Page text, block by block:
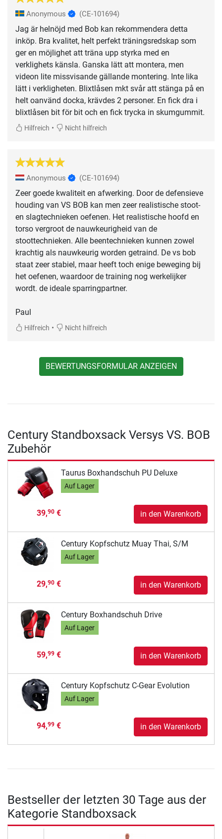
Anonymous (CE-101694)
Jag är helnöjd med Bob kan rekommendera detta
inköp. Bra kvalitet, helt perfekt träningsredskap som
ger en möjlighet att träna upp styrka med en
verklighets känsla. Ganska lätt att montera, men
videon lite missvisande gällande montering. Inte lika
lätt i verkligheten. Blixtlåsen mkt svår att stänga på en
helt oanvänd docka, krävdes 2 personer. En fick dra i
blixtlåsen bit för bit och en fick trycka in skumgummit.
Hilfreich • Nicht hilfreich
Anonymous (CE-101694)
Zeer goede kwaliteit en afwerking. Door de defensieve
houding van VS BOB kan men zeer realistische stoot-
en slagtechnieken oefenen. Het realistische hoofd en
torso vergroot de nauwkeurigheid van de
stoottechnieken. Alle beentechnieken kunnen zowel
krachtig als nauwkeurig worden getraind. De vs bob
staat zeer stabiel, maar heeft toch enige beweging bij
het oefenen, waardoor de training nog werkelijker
wordt. de ideale sparringpartner.
Paul
Hilfreich • Nicht hilfreich
BEWERTUNGSFORMULAR ANZEIGEN
Century Standboxsack Versys VS. BOB
Zubehör
Taurus Boxhandschuh PU Deluxe
Auf Lager
39,90€ in den Warenkorb
Century Kopfschutz Muay Thai, S/M
Auf Lager
29,90€ in den Warenkorb
Century Boxhandschuh Drive
Auf Lager
59,99€ in den Warenkorb
Century Kopfschutz C-Gear Evolution
Auf Lager
94,99€ in den Warenkorb
Bestseller der letzten 30 Tage aus der
Kategorie Standboxsack